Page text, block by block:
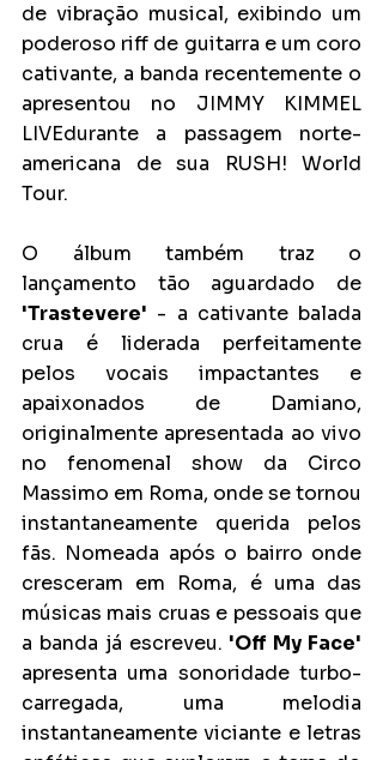
de vibração musical, exibindo um
poderoso riff de guitarra e um coro
cativante, a banda recentemente o
apresentou no JIMMY KIMMEL
LIVEdurante a passagem norte-
americana de sua RUSH! World
Tour.
O álbum também traz o
'Trastevere' - a cativante balada
crua é liderada perfeitamente
pelos vocais impactantes e
apaixonados de Damiano,
originalmente apresentada ao vivo
no fenomenal show da Circo
Massimo em Roma, onde se tornou
instantaneamente querida pelos
fãs. Nomeada após o bairro onde
cresceram em Roma, é uma das
músicas mais cruas e pessoais que
a banda já escreveu. 'Off My Face'
apresenta uma sonoridade turbo-
carregada, uma melodia
instantaneamente viciante e letras